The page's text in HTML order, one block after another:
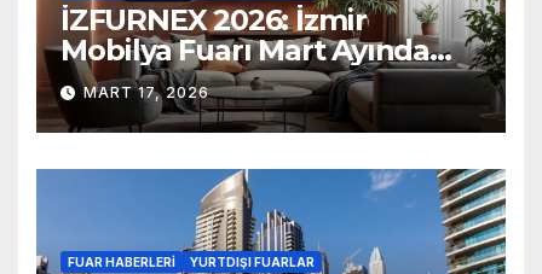
İZFURNEX 2026: İzmir
Mobilya Fuarı Mart Ayında
Kapılarını Açıyor
MART 17, 2026
FUAR HABERLERI YURTDIŞI FUARLAR